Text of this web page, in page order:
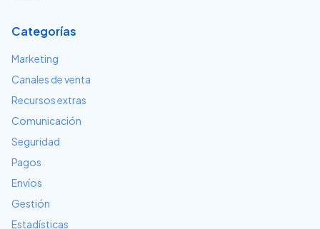
Categorías
Marketing
Canales de venta
Recursos extras
Comunicación
Seguridad
Pagos
Envíos
Gestión
Estadísticas